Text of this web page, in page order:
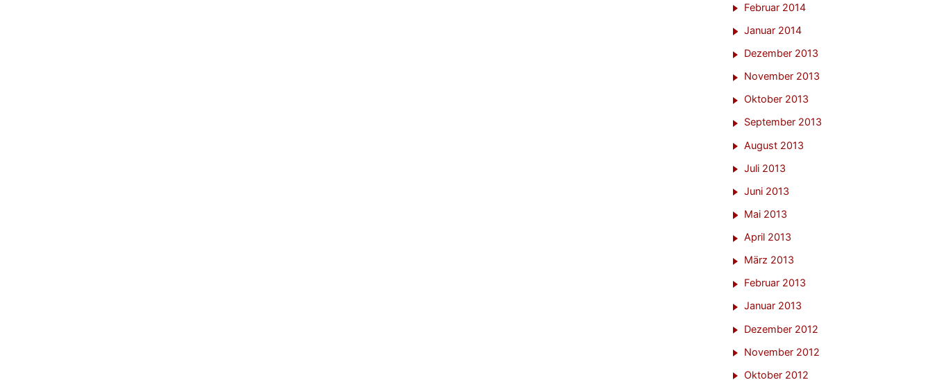
Februar 2014
Januar 2014
Dezember 2013
November 2013
Oktober 2013
September 2013
August 2013
Juli 2013
Juni 2013
Mai 2013
April 2013
März 2013
Februar 2013
Januar 2013
Dezember 2012
November 2012
Oktober 2012